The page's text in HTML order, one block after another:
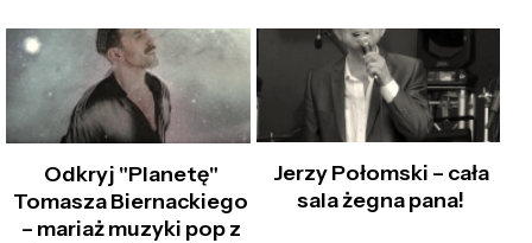
Odkryj "Planetę"
Tomasza Biernackiego
– mariaż muzyki pop z
Jerzy Połomski – cała
sala żegna pana!